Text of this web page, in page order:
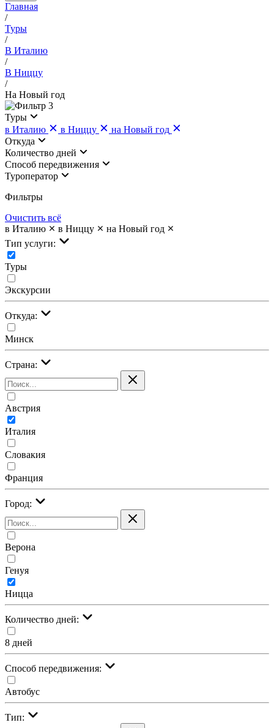
Главная
/
Туры
/
В Италию
/
В Ниццу
/
На Новый год
3
Туры
в Италию
в Ниццу
на Новый год
Откуда
Количество дней
Cпособ передвижения
Туроператор
Фильтры
Очистить всё
в Италию
в Ниццу
на Новый год
Тип услуги:
Туры
Экскурсии
Откуда:
Минск
Страна:
Австрия
Италия
Словакия
Франция
Город:
Верона
Генуя
Ницца
Количество дней:
8 дней
Cпособ передвижения:
Автобус
Тип: